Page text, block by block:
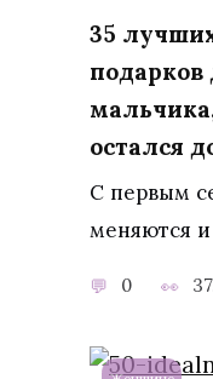
35
подарков
остался
С первым
меняются
0